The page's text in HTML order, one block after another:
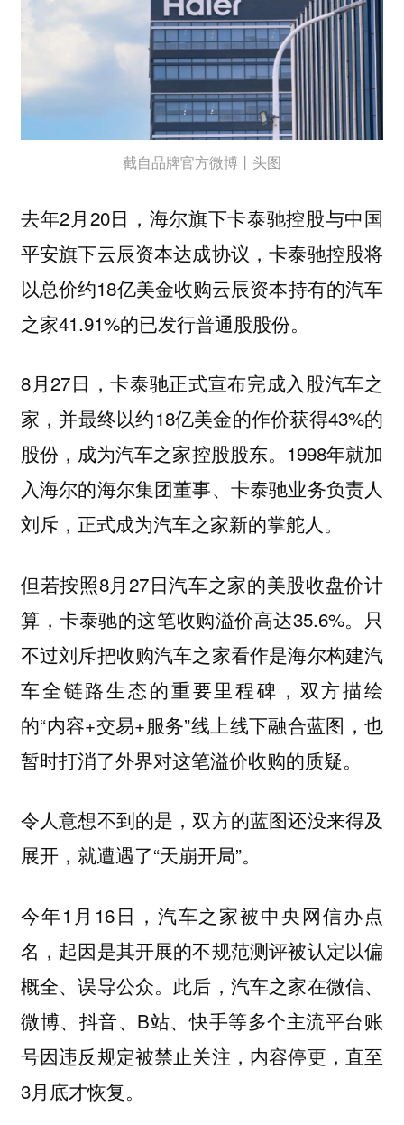
截自品牌官方微博丨头图
去年2月20日，海尔旗下卡泰驰控股与中国
平安旗下云辰资本达成协议，卡泰驰控股将
以总价约18亿美金收购云辰资本持有的汽车
之家41.91%的已发行普通股股份。
8月27日，卡泰驰正式宣布完成入股汽车之
家，并最终以约18亿美金的作价获得43%的
股份，成为汽车之家控股股东。1998年就加
入海尔的海尔集团董事、卡泰驰业务负责人
刘斥，正式成为汽车之家新的掌舵人。
但若按照8月27日汽车之家的美股收盘价计
算，卡泰驰的这笔收购溢价高达35.6%。只
不过刘斥把收购汽车之家看作是海尔构建汽
车全链路生态的重要里程碑，双方描绘
的“内容+交易+服务”线上线下融合蓝图，也
暂时打消了外界对这笔溢价收购的质疑。
令人意想不到的是，双方的蓝图还没来得及
展开，就遭遇了“天崩开局”。
今年1月16日，汽车之家被中央网信办点
名，起因是其开展的不规范测评被认定以偏
概全、误导公众。此后，汽车之家在微信、
微博、抖音、B站、快手等多个主流平台账
号因违反规定被禁止关注，内容停更，直至
3月底才恢复。